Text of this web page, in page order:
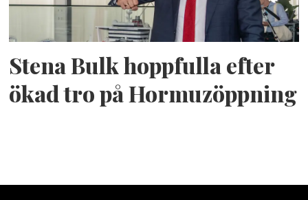
Stena Bulk hoppfulla efter
ökad tro på Hormuzöppning